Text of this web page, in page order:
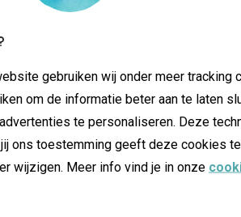
gebruiken wij onder meer tracking
om de informatie beter aan te laten
te personaliseren. Deze
ons toestemming geeft deze cookies
wijzigen. Meer info vind je in onze
de luxe, vous êtes directement sur la
de sable de Renesse, qui s'étend
au lac du Grevelingenmeer ou au
Louez un vélo dans le parc et